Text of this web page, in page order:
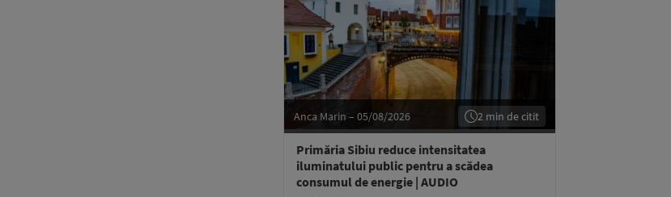
Anca Marin – 05/08/2026 2 min de citit
Primăria Sibiu reduce intensitatea
iluminatului public pentru a scădea
consumul de energie | AUDIO